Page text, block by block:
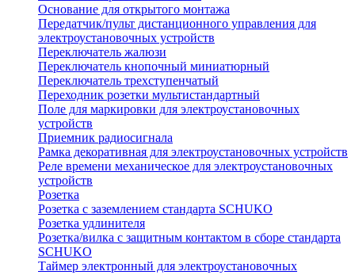
Основание для открытого монтажа
Передатчик/пульт дистанционного управления для
электроустановочных устройств
Переключатель жалюзи
Переключатель кнопочный миниатюрный
Переключатель трехступенчатый
Переходник розетки мультистандартный
Поле для маркировки для электроустановочных
устройств
Приемник радиосигнала
Рамка декоративная для электроустановочных устройств
Реле времени механическое для электроустановочных
устройств
Розетка
Розетка с заземлением стандарта SCHUKO
Розетка удлинителя
Розетка/вилка с защитным контактом в сборе стандарта
SCHUKO
Таймер электронный для электроустановочных